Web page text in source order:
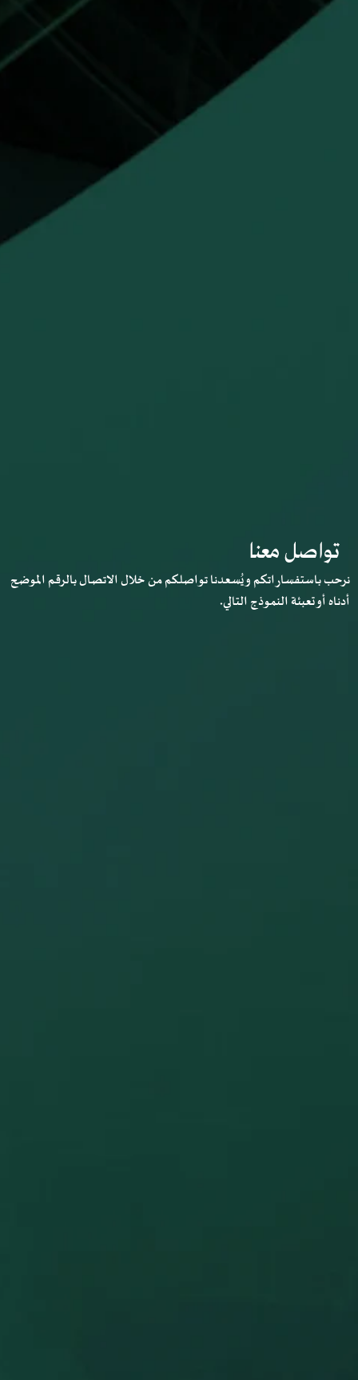
تواصل معنا
نرحب باستفساراتكم و يُسعدنا تواصلكم من خلال الاتصال بالرقم الموضح
أدناه أو تعبئة النموذج التالي.